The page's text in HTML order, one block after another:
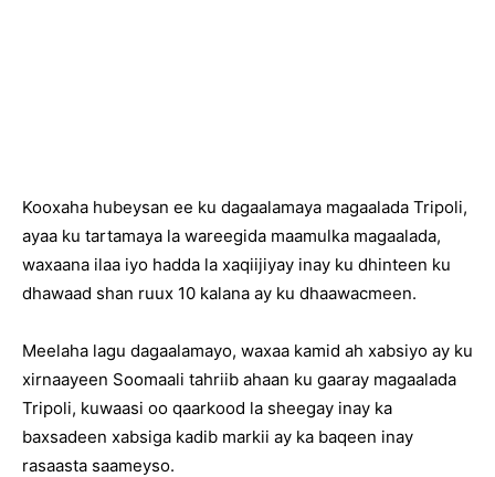
Kooxaha hubeysan ee ku dagaalamaya magaalada Tripoli,
ayaa ku tartamaya la wareegida maamulka magaalada,
waxaana ilaa iyo hadda la xaqiijiyay inay ku dhinteen ku
dhawaad shan ruux 10 kalana ay ku dhaawacmeen.
Meelaha lagu dagaalamayo, waxaa kamid ah xabsiyo ay ku
xirnaayeen Soomaali tahriib ahaan ku gaaray magaalada
Tripoli, kuwaasi oo qaarkood la sheegay inay ka
baxsadeen xabsiga kadib markii ay ka baqeen inay
rasaasta saameyso.